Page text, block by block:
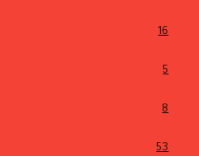
16
5
8
53